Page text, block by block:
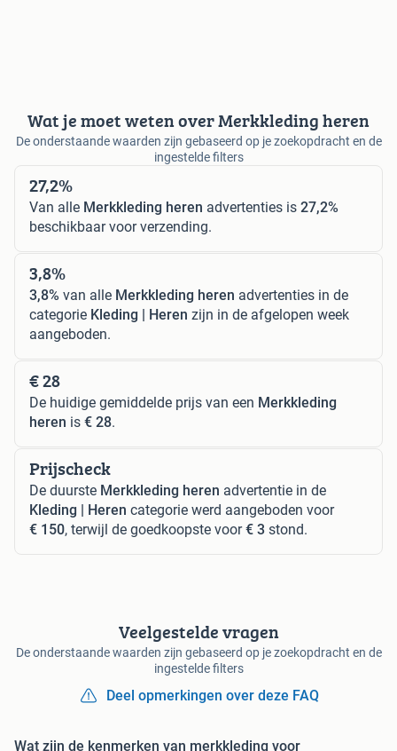
Wat je moet weten over Merkkleding heren
De onderstaande waarden zijn gebaseerd op je zoekopdracht en de
ingestelde filters
27,2%
Van alle Merkkleding heren advertenties is 27,2%
beschikbaar voor verzending.
3,8%
3,8% van alle Merkkleding heren advertenties in de
categorie Kleding | Heren zijn in de afgelopen week
aangeboden.
€ 28
De huidige gemiddelde prijs van een Merkkleding
heren is € 28.
Prijscheck
De duurste Merkkleding heren advertentie in de
Kleding | Heren categorie werd aangeboden voor
€ 150, terwijl de goedkoopste voor€ 3 stond.
Veelgestelde vragen
De onderstaande waarden zijn gebaseerd op je zoekopdracht en de
ingestelde filters
Deel opmerkingen over deze FAQ
Wat zijn de kenmerken van merkkleding voor